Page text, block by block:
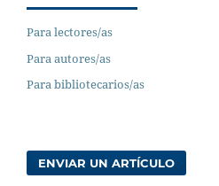
Para lectores/as
Para autores/as
Para bibliotecarios/as
ENVIAR UN ARTÍCULO